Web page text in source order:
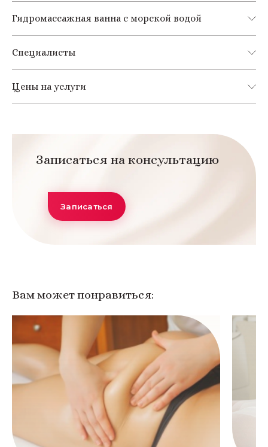
Гидромассажная ванна с морской водой
Специалисты
Цены на услуги
Записаться на консультацию
Записаться
Вам может понравиться: